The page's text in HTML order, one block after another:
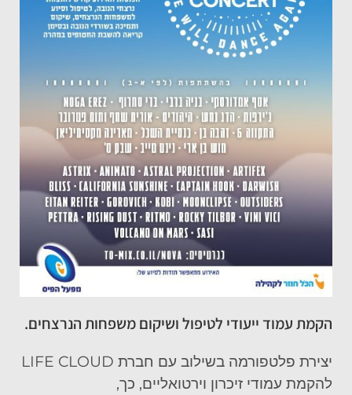
הקמת עמוד ייעודי לטיפול ושיקום משפחות הנרצחים.
יצירת פלטפורמה בשילוב עם חברת LIFE CLOUD
להקמת עמודי זיכרון וירטואליים, כך,